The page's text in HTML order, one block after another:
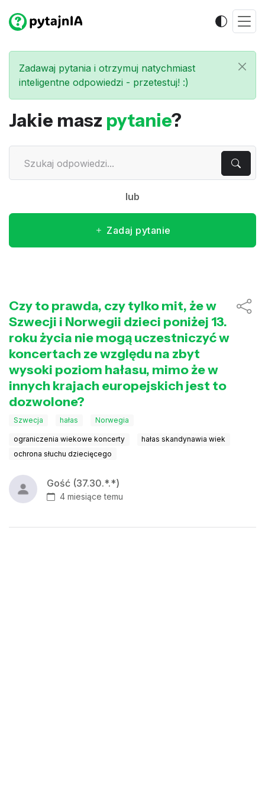
Zadawaj pytania i otrzymuj natychmiast
inteligentne odpowiedzi - przetestuj! :)
Jakie masz pytanie?
lub
Zadaj pytanie
Czy to prawda, czy tylko mit, że w
Szwecji i Norwegii dzieci poniżej 13.
roku życia nie mogą uczestniczyć w
koncertach ze względu na zbyt
wysoki poziom hałasu, mimo że w
innych krajach europejskich jest to
dozwolone?
Szwecja hałas Norwegia
ograniczenia wiekowe koncerty
hałas skandynawia wiek
ochrona słuchu dziecięcego
Gość (37.30.*.*)
4 miesiące temu